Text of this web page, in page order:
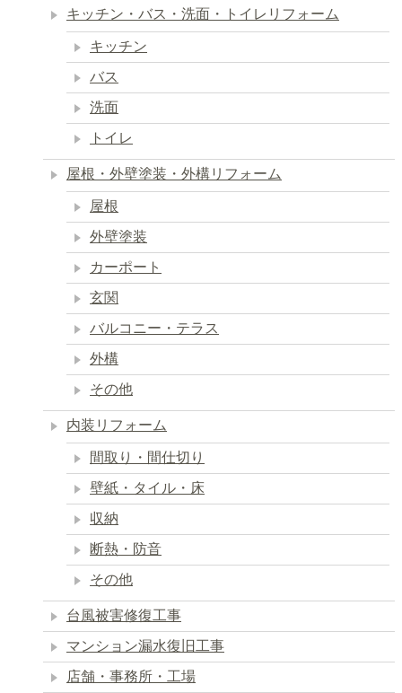
キッチン・バス・洗面・トイレリフォーム
キッチン
バス
洗面
トイレ
屋根・外壁塗装・外構リフォーム
屋根
外壁塗装
カーポート
玄関
バルコニー・テラス
外構
その他
内装リフォーム
間取り・間仕切り
壁紙・タイル・床
収納
断熱・防音
その他
台風被害修復工事
マンション漏水復旧工事
店舗・事務所・工場